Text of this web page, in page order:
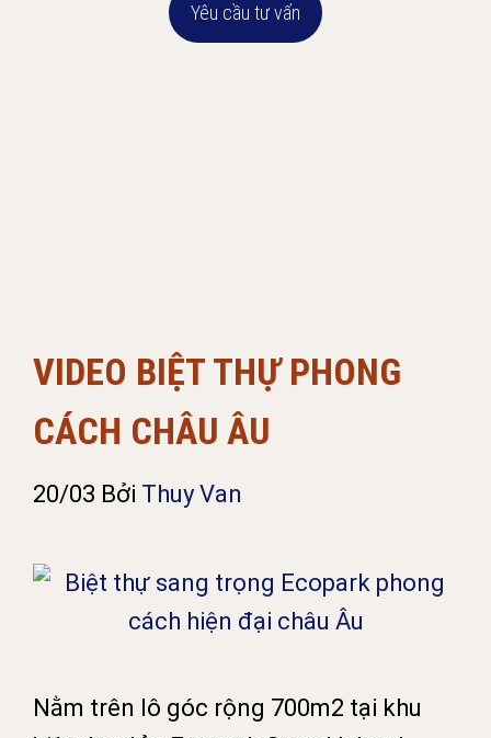
Yêu cầu tư vấn
VIDEO BIỆT THỰ PHONG
CÁCH CHÂU ÂU
20/03 Bởi Thuy Van
Nằm trên lô góc rộng 700m2 tại khu